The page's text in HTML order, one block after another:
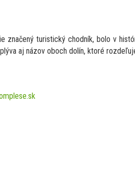
značený turistický chodník, bolo v
aj názov oboch dolín, ktoré